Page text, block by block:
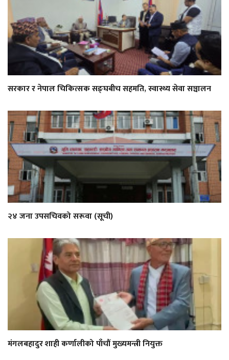
सरकार र नेपाल चिकित्सक सङ्घबीच सहमति, स्वास्थ्य सेवा सञ्चालन
२४ जना उपसचिवको सरूवा (सूची)
मंगलबहादुर शाही कर्णालीको पाँचौं मुख्यमन्त्री नियुक्त